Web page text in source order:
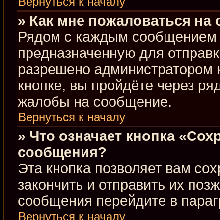
» Как мне пожаловаться
Рядом с каждым сообщением
предназначенную для
разрешено
кнопке, вы пройдёте через
жалобы на сообщение.
Вернуться к началу
» Что означает кнопка
сообщения?
Эта кнопка позволяет вам
закончить и отправить их
сообщения перейдите в
Вернуться к началу